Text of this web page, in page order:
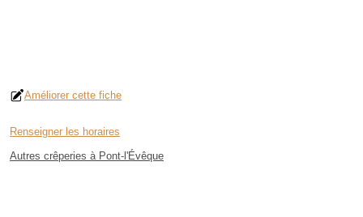
Améliorer cette fiche
Renseigner les horaires
Autres crêperies à Pont-l'Évêque